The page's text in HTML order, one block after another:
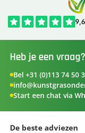
Heb je een vraag?
Bel +31 (0)113 74 50
Start een chat via
De beste adviezen